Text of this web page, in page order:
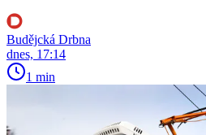
Budějcká Drbna
dnes, 17:14
1 min